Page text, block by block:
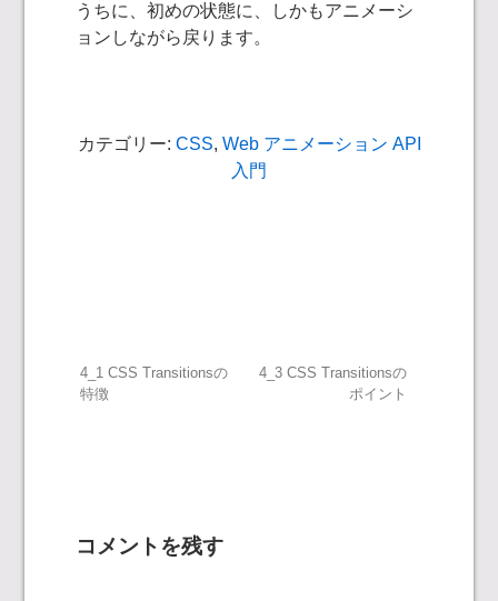
うちに、初めの状態に、しかもアニメーシ
ョンしながら戻ります。
カテゴリー: CSS, Web アニメーション API
入門
投
ビ
4_1 CSS Transitionsの
特徴
4_3 CSS Transitionsの
ポイント
コメントを残す